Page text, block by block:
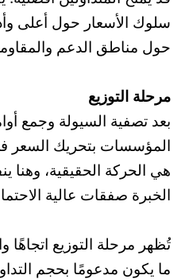
سلوك الأسعار حول أعلى
حول مناطق الدعم
مرحلة التوزيع
بعد تصفية السيولة وجمع
المؤسسات بتحريك السعر
الخبرة صفقات عالية
تُظهر مرحلة التوزيع اتجاهًا
ما يكون مدعومًا بحجم